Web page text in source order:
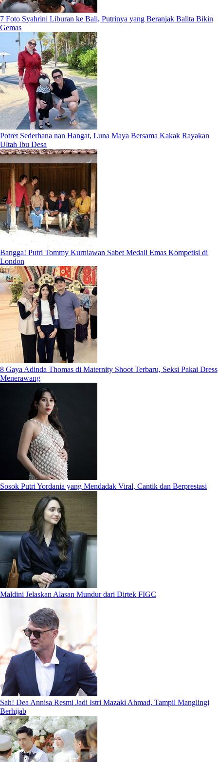
7 Foto Syahrini Liburan ke Bali, Putrinya yang Beranjak Balita Bikin
Gemas
Potret Sederhana nan Hangat, Luna Maya Bersama Kakak Rayakan
Ultah Ibu Desa
Bangga! Putri Tommy Kurniawan Sabet Medali Emas Kompetisi di
London
8 Gaya Adinda Thomas di Maternity Shoot Terbaru, Seksi Pakai Dress
Menerawang
Sosok Putri Yordania yang Mendadak Viral, Cantik dan Berprestasi
Maldini Jelaskan Alasan Mundur dari Dirtek FIGC
Sah! Dea Annisa Resmi Jadi Istri Mazaki Ahmad, Tampil Manglingi
Berhijab